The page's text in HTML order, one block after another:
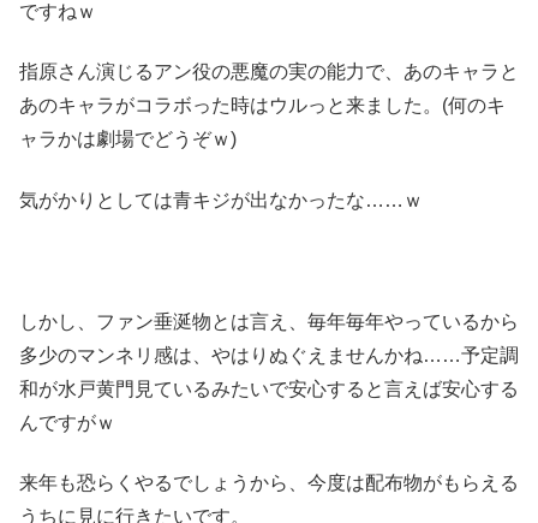
ですねｗ
指原さん演じるアン役の悪魔の実の能力で、あのキャラと
あのキャラがコラボった時はウルっと来ました。(何のキ
ャラかは劇場でどうぞｗ)
気がかりとしては青キジが出なかったな……ｗ
しかし、ファン垂涎物とは言え、毎年毎年やっているから
多少のマンネリ感は、やはりぬぐえませんかね……予定調
和が水戸黄門見ているみたいで安心すると言えば安心する
んですがｗ
来年も恐らくやるでしょうから、今度は配布物がもらえる
うちに見に行きたいです。